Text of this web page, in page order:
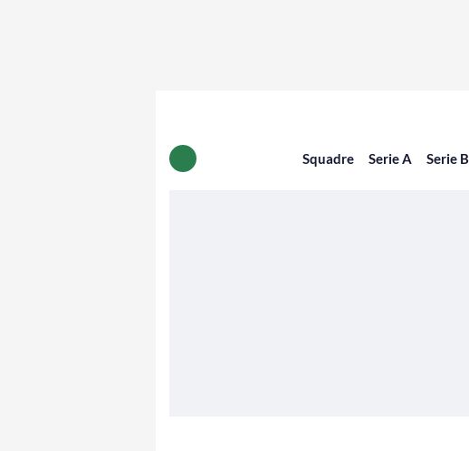
Squadre Serie A Serie B